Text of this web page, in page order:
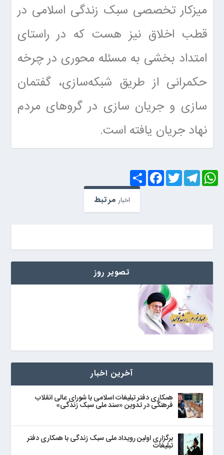
میزکار تخصصی سبک زندگی اسلامی در
قطب اخلاق نیز هست که در راستای
امتداد بخشی به مسئله محوری در چرخه
حکمرانی از طریق شبکه‌سازی، گفتمان
سازی و جریان سازی در گروهای مردم
نهاد جریان یافته است.
S
h
a
F
a
c
T
w
i
T
e
l
W
h
a
اخبار مرتبط
تصویر روز
آخرین اخبار
همکاری دفتر تبلیغات اسلامی با شورای عالی انقلاب
فرهنگی در تدوین «سند ملی سبک زندگی»
برگزاری اولین رویداد ملی سبک زندگی با همکاری دفتر
تبلیغات